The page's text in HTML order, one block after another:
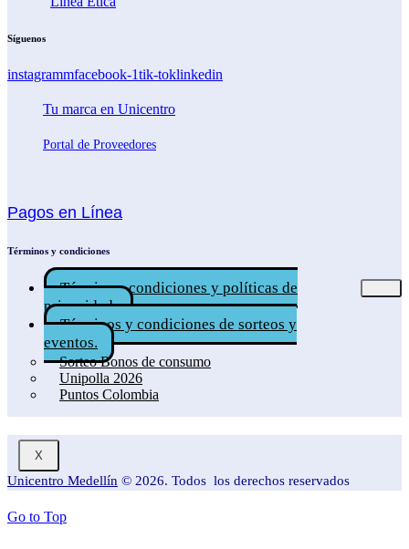
Síguenos
instagrammfacebook-1tik-toklinkedin
Tu marca en Unicentro
Portal de Proveedores
Pagos en Línea
Términos y condiciones
Términos, condiciones y políticas de
privacidad.
Términos y condiciones de sorteos y
eventos.
Sorteo Bonos de consumo
Unipolla 2026
Puntos Colombia
X
Unicentro Medellín © 2026. Todos los derechos reservados
Go to Top